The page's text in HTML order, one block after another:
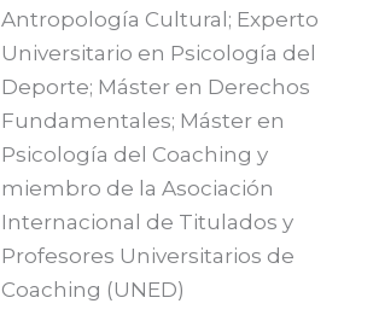
Antropología Cultural; Experto
Universitario en Psicología del
Deporte; Máster en Derechos
Fundamentales; Máster en
Psicología del Coaching y
miembro de la Asociación
Internacional de Titulados y
Profesores Universitarios de
Coaching (UNED)